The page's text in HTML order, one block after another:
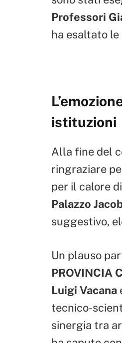
Professori
ha esaltato le
istituzioni
Alla fine del
ringraziare
per il calore
Palazzo
suggestivo,
Un plauso
PROVINCIA
Luigi Vacana
tecnico-
sinergia tra